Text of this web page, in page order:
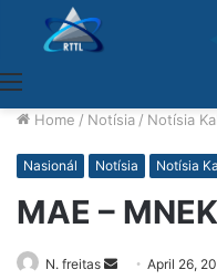
Home / Notísia / Notísia
Nasionál Notísia Notísia
MAE –
N. freitas
SendApril 26,